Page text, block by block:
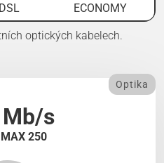
DSL ECONOMY
optických kabelech.
s
250
Optika